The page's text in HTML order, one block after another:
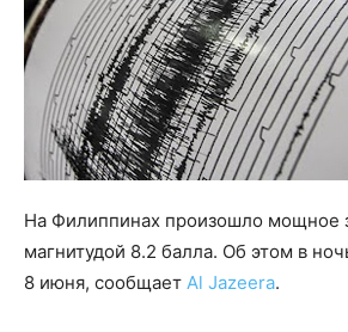
На Филиппинах произошло мощное
магнитудой 8.2 балла. Об этом в
8 июня, сообщает Al Jazeera.